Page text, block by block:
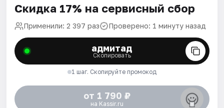
Скидка 17% на сервисный сбор
Применили: 2 397 раз Проверено: 1 минуту назад
адмитад
Скопировать
1 шаг. Скопируйте промокод
от 1 790 ₽
на Kassir.ru